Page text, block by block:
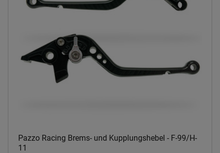
Pazzo Racing Brems- und Kupplungshebel - F-99/H-
11